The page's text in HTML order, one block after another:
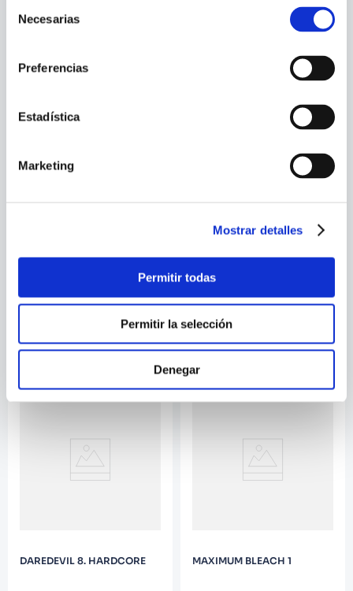
Necesarias
Preferencias
Estadística
Marketing
Mostrar detalles
Permitir todas
Permitir la selección
Denegar
COCINERO QUE BAILA
JAMES BOND 1 - VARGR
INVENCIBLE IRON MAN 1.
DAREDEVIL 8. HARDCORE MAXIMUM BLEACH 1